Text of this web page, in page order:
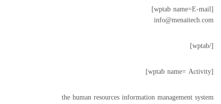
[wptab name=E-mail]
info@menaitech.com
[/wptab]
[wptab name= Activity]
the human resources information management system